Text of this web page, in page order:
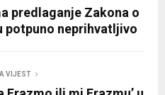
predlaganje Zakona o
potpuno neprihvatljivo
VIJEST